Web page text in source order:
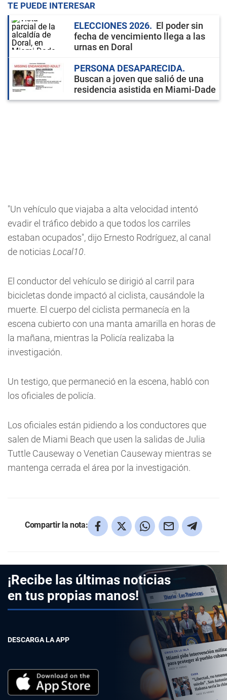
TE PUEDE INTERESAR
ELECCIONES 2026
El poder sin
fecha de vencimiento llega a las
urnas en Doral
PERSONA DESAPARECIDA
Buscan a joven que salió de una
residencia asistida en Miami-Dade
"Un vehículo que viajaba a alta velocidad intentó
evadir el tráfico debido a que todos los carriles
estaban ocupados", dijo Ernesto Rodríguez, al canal
de noticias Local10.
El conductor del vehículo se dirigió al carril para
bicicletas donde impactó al ciclista, causándole la
muerte. El cuerpo del ciclista permanecía en la
escena cubierto con una manta amarilla en horas de
la mañana, mientras la Policía realizaba la
investigación.
Un testigo, que permaneció en la escena, habló con
los oficiales de policía.
Los oficiales están pidiendo a los conductores que
salen de Miami Beach que usen la salidas de Julia
Tuttle Causeway o Venetian Causeway mientras se
mantenga cerrada el área por la investigación.
Compartir la nota:
¡Recibe las últimas noticias
en tus propias manos!
DESCARGA LA APP